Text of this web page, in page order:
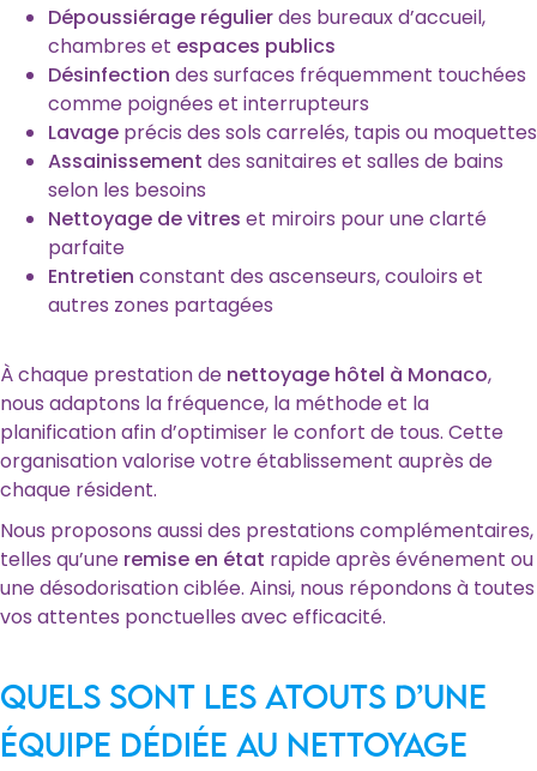
Dépoussiérage régulierdes bureaux d’accueil,
chambres et espaces publics
Désinfection des surfaces fréquemment touchées
comme poignées et interrupteurs
Lavage précis des sols carrelés, tapis ou moquettes
Assainissement des sanitaires et salles de bains
selon les besoins
Nettoyage de vitres et miroirs pour une clarté
parfaite
Entretien constant des ascenseurs, couloirs et
autres zones partagées
À chaque prestation de nettoyage hôtel à Monaco,
nous adaptons la fréquence, la méthode et la
planification afin d’optimiser le confort de tous. Cette
organisation valorise votre établissement auprès de
chaque résident.
Nous proposons aussi des prestations complémentaires,
telles qu’une remise en état rapide après événement ou
une désodorisation ciblée. Ainsi, nous répondons à toutes
vos attentes ponctuelles avec efficacité.
Quels sont les atouts d’une
équipe dédiée au nettoyage